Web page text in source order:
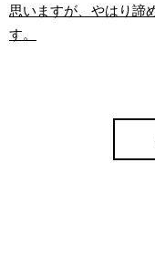
思いますが、やはり諦
す。